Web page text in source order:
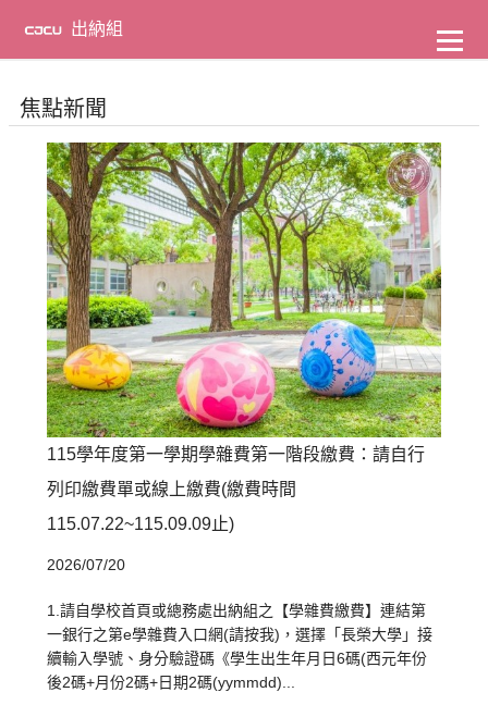
主
容
出納組
焦點新聞
115學年度第一學期學雜費第一階段繳費：請自行
列印繳費單或線上繳費(繳費時間
115.07.22~115.09.09止)
2026/07/20
1.請自學校首頁或總務處出納組之【學雜費繳費】連結第
一銀行之第e學雜費入口網(請按我)，選擇「長榮大學」接
續輸入學號、身分驗證碼《學生出生年月日6碼(西元年份
後2碼+月份2碼+日期2碼(yymmdd)...